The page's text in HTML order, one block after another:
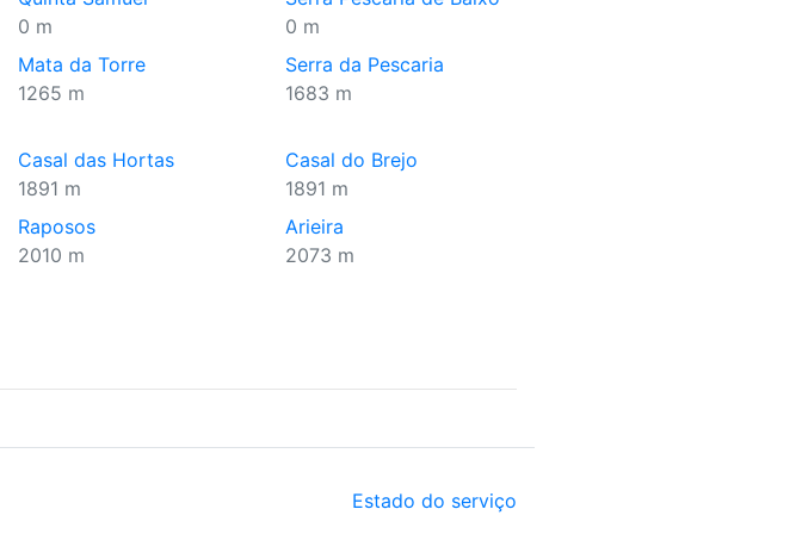
0 m
0 m
Mata da Torre
1265 m
Serra da Pescaria
1683 m
Casal das Hortas
1891 m
Casal do Brejo
1891 m
Raposos
2010 m
Arieira
2073 m
Estado do serviço